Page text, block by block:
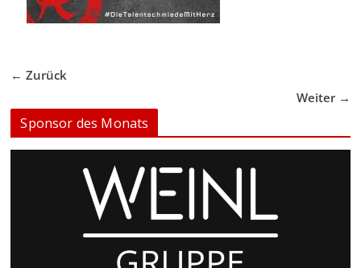
← Zurück
Weiter →
Sponsor des Monats